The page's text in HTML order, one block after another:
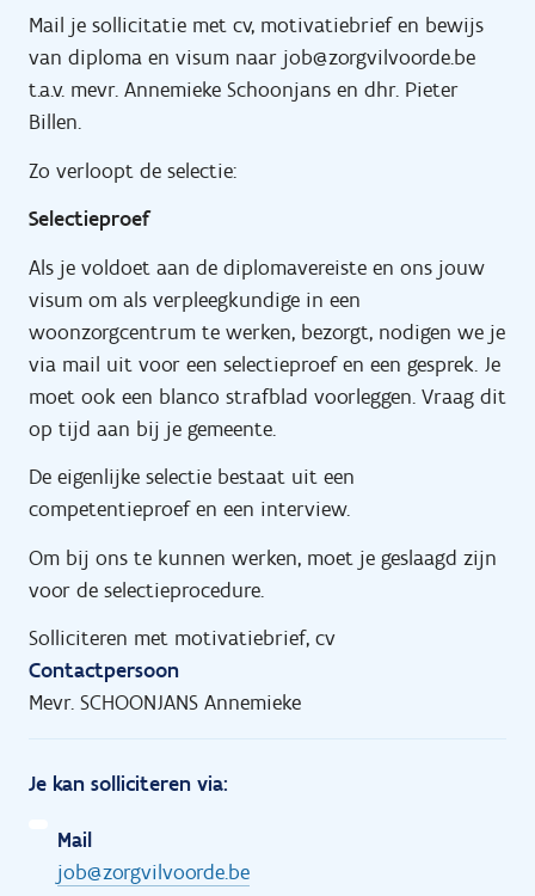
Mail je sollicitatie met cv, motivatiebrief en bewijs
van diploma en visum naar job@zorgvilvoorde.be
t.a.v. mevr. Annemieke Schoonjans en dhr. Pieter
Billen.
Zo verloopt de selectie:
Selectieproef
Als je voldoet aan de diplomavereiste en ons jouw
visum om als verpleegkundige in een
woonzorgcentrum te werken, bezorgt, nodigen we je
via mail uit voor een selectieproef en een gesprek. Je
moet ook een blanco strafblad voorleggen. Vraag dit
op tijd aan bij je gemeente.
De eigenlijke selectie bestaat uit een
competentieproef en een interview.
Om bij ons te kunnen werken, moet je geslaagd zijn
voor de selectieprocedure.
Solliciteren met motivatiebrief, cv
Contactpersoon
Mevr. SCHOONJANS Annemieke
Je kan solliciteren via:
Mail
job@zorgvilvoorde.be